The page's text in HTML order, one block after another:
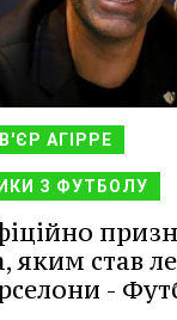
АГІРРЕ
З ФУТБОЛУ
яким став
-